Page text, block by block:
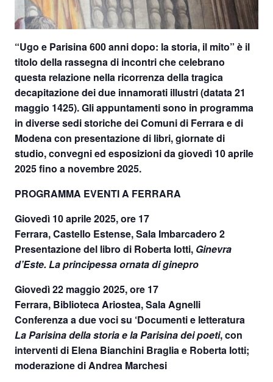
“Ugo e Parisina 600 anni dopo: la storia, il mito” è il
titolo della rassegna di incontri che celebrano
questa relazione nella ricorrenza della tragica
decapitazione dei due innamorati illustri (datata 21
maggio 1425). Gli appuntamenti sono in programma
in diverse sedi storiche dei Comuni di Ferrara e di
Modena con presentazione di libri, giornate di
studio, convegni ed esposizioni dagiovedì 10 aprile
2025 fino a novembre 2025.
PROGRAMMA EVENTI A FERRARA
Giovedì 10 aprile 2025,ore 17
Ferrara, Castello Estense, Sala Imbarcadero 2
Presentazione del libro di Roberta Iotti, Ginevra
d’Este. La principessa ornata di ginepro
Giovedì 22 maggio 2025,ore 17
Ferrara, Biblioteca Ariostea, Sala Agnelli
Conferenza a due voci su ‘Documenti e letteratura
La Parisina della storia e la Parisina dei poeti, con
interventi di Elena Bianchini Braglia e Roberta Iotti;
moderazione di Andrea Marchesi